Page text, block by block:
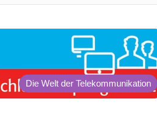
Die Welt der Telekommunikation